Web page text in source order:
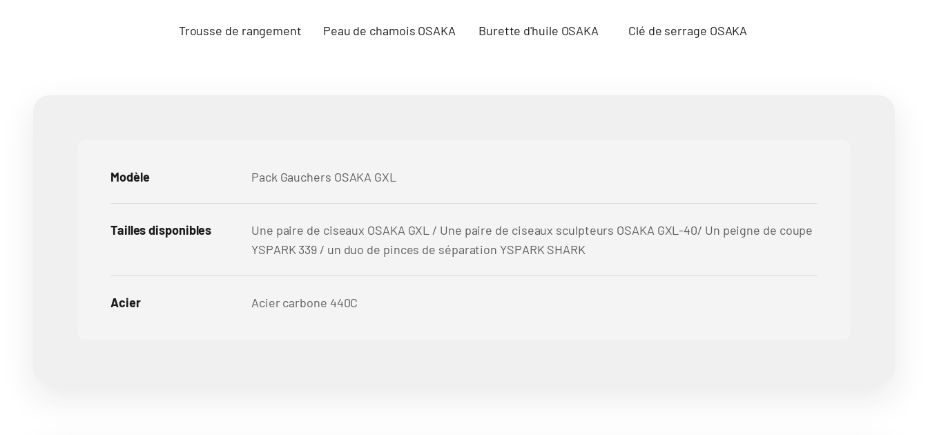
Trousse de rangement Peau de chamois OSAKA Burette d'huile OSAKA Clé de serrage OSAKA
Modèle Pack Gauchers OSAKA GXL
Tailles disponibles
Une paire de ciseaux OSAKA GXL / Une paire de ciseaux sculpteurs OSAKA GXL-40/ Un peigne de coupe
YSPARK 339 / un duo de pinces de séparation YSPARK SHARK
Acier Acier carbone 440C